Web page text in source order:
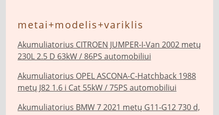
metai+modelis+variklis
Akumuliatorius CITROEN JUMPER-I-Van 2002 metų
230L 2.5 D 63kW / 86PS automobiliui
Akumuliatorius OPEL ASCONA-C-Hatchback 1988
metų J82 1.6 i Cat 55kW / 75PS automobiliui
Akumuliatorius BMW 7 2021 metų G11-G12 730 d,